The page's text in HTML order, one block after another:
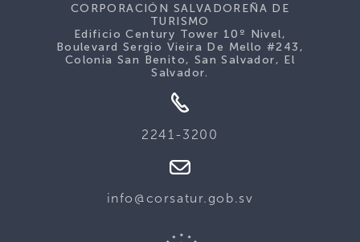
CORPORACIÓN SALVADOREÑA DE
TURISMO
Edificio Century Tower 10º Nivel,
Boulevard Sergio Vieira De Mello #243,
Colonia San Benito, San Salvador, El
Salvador.
2241-3200
info@corsatur.gob.sv